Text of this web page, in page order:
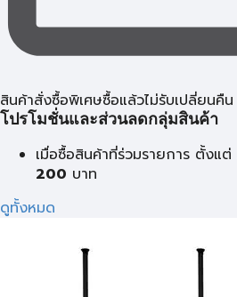
สินค้าสั่งซื้อพิเศษซื้อแล้วไม่รับเปลี่ยนคืน
โปรโมชั่นและส่วนลดกลุ่มสินค้า
เมื่อซื้อสินค้าที่ร่วมรายการ ตั้งแต่
200 บาท
ดูทั้งหมด